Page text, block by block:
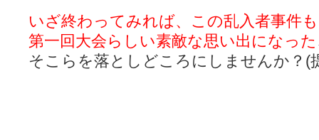
いざ終わってみれば、この乱入者事件も
第一回大会らしい素敵な思い出になった
そこらを落としどころにしませんか？(